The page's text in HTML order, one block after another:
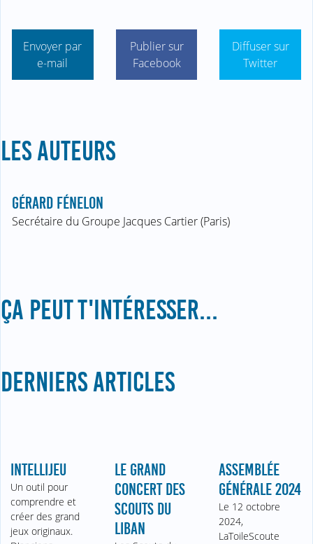
Envoyer par
e-mail
Publier sur
Facebook
Diffuser sur
Twitter
LES AUTEURS
GÉRARD FÉNELON
Secrétaire du Groupe Jacques Cartier (Paris)
ÇA PEUT T'INTÉRESSER...
DERNIERS ARTICLES
INTELLIJEU
Un outil pour
comprendre et
créer des grand
jeux originaux.
LE GRAND
CONCERT DES
SCOUTS DU
LIBAN
ASSEMBLÉE
GÉNÉRALE 2024
Le 12 octobre
2024,
LaToileScoute